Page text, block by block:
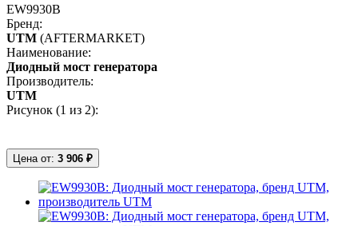
EW9930B
Бренд:
UTM (AFTERMARKET)
Наименование:
Диодный мост генератора
Производитель:
UTM
Рисунок (1 из 2):
Цена от: 3 906 ₽